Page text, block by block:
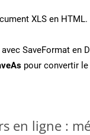
XLS en HTML.
SaveFormat en
pour convertir
en ligne :